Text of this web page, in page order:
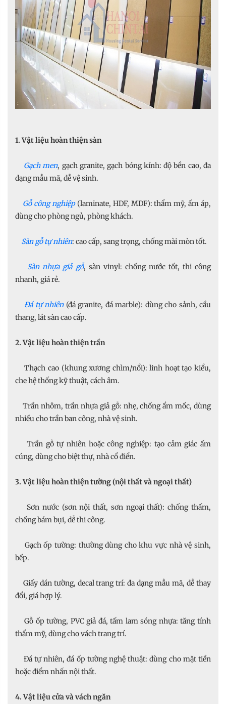
1. Vật liệu hoàn thiện sàn
Gạch men, gạch granite, gạch bóng kính: độ bền cao, đa
dạng mẫu mã, dễ vệ sinh.
Gỗ công nghiệp(laminate, HDF, MDF): thẩm mỹ, ấm áp,
dùng cho phòng ngủ, phòng khách.
Sàn gỗ tự nhiên: cao cấp, sang trọng, chống mài mòn tốt.
Sàn nhựa giả gỗ, sàn vinyl: chống nước tốt, thi công
nhanh, giá rẻ.
Đá tự nhiên (đá granite, đá marble): dùng cho sảnh, cầu
thang, lát sàn cao cấp.
2. Vật liệu hoàn thiện trần
Thạch cao (khung xương chìm/nổi): linh hoạt tạo kiểu,
che hệ thống kỹ thuật, cách âm.
Trần nhôm, trần nhựa giả gỗ: nhẹ, chống ẩm mốc, dùng
nhiều cho trần ban công, nhà vệ sinh.
Trần gỗ tự nhiên hoặc công nghiệp: tạo cảm giác ấm
cúng, dùng cho biệt thự, nhà cổ điển.
3. Vật liệu hoàn thiện tường (nội thất và ngoại thất)
Sơn nước (sơn nội thất, sơn ngoại thất): chống thấm,
chống bám bụi, dễ thi công.
Gạch ốp tường: thường dùng cho khu vực nhà vệ sinh,
bếp.
Giấy dán tường, decal trang trí: đa dạng mẫu mã, dễ thay
đổi, giá hợp lý.
Gỗ ốp tường, PVC giả đá, tấm lam sóng nhựa: tăng tính
thẩm mỹ, dùng cho vách trang trí.
Đá tự nhiên, đá ốp tường nghệ thuật: dùng cho mặt tiền
hoặc điểm nhấn nội thất.
4. Vật liệu cửa và vách ngăn